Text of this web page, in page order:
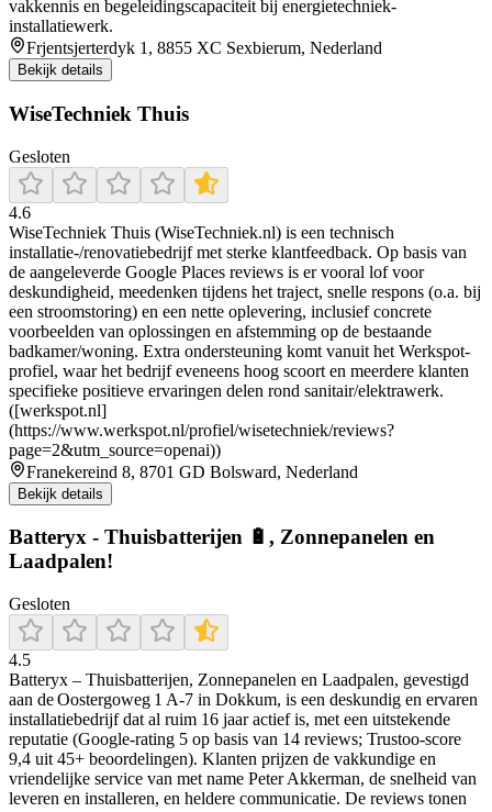
vakkennis en begeleidingscapaciteit bij energietechniek-
installatiewerk.
Frjentsjerterdyk 1, 8855 XC Sexbierum, Nederland
Bekijk details
WiseTechniek Thuis
Gesloten
4.6
WiseTechniek Thuis (WiseTechniek.nl) is een technisch
installatie-/renovatiebedrijf met sterke klantfeedback. Op basis van
de aangeleverde Google Places reviews is er vooral lof voor
deskundigheid, meedenken tijdens het traject, snelle respons (o.a. bij
een stroomstoring) en een nette oplevering, inclusief concrete
voorbeelden van oplossingen en afstemming op de bestaande
badkamer/woning. Extra ondersteuning komt vanuit het Werkspot-
profiel, waar het bedrijf eveneens hoog scoort en meerdere klanten
specifieke positieve ervaringen delen rond sanitair/elektrawerk.
([werkspot.nl]
(https://www.werkspot.nl/profiel/wisetechniek/reviews?
page=2&utm_source=openai))
Franekereind 8, 8701 GD Bolsward, Nederland
Bekijk details
Batteryx - Thuisbatterijen 🔋, Zonnepanelen en
Laadpalen!
Gesloten
4.5
Batteryx – Thuisbatterijen, Zonnepanelen en Laadpalen, gevestigd
aan de Oostergoweg 1 A‑7 in Dokkum, is een deskundig en ervaren
installatiebedrijf dat al ruim 16 jaar actief is, met een uitstekende
reputatie (Google-rating 5 op basis van 14 reviews; Trustoo-score
9,4 uit 45+ beoordelingen). Klanten prijzen de vakkundige en
vriendelijke service van met name Peter Akkerman, de snelheid van
leveren en installeren, en heldere communicatie. De reviews tonen